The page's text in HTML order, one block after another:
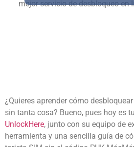
mejor servicio de desbloqueo en
¿Quieres aprender cómo
sin tanta cosa? Bueno, pues hoy es
UnlockHere, junto con su equipo de
herramienta y una sencilla guía de